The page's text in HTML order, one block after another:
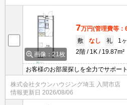
画像：21枚
7万円(管理費等：
敷
なし 礼
1
2階
1K 19.87m²
お客様のお部屋探しを全力でサポー
株式会社タウンハウジング埼玉 入間市店
情報更新日 2026/08/06